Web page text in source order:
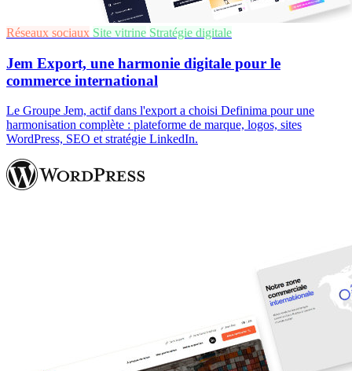
Réseaux sociaux Site vitrine Stratégie digitale
Jem Export, une harmonie digitale pour le
commerce international
Le Groupe Jem, actif dans l'export a choisi Definima pour une
harmonisation complète : plateforme de marque, logos, sites
WordPress, SEO et stratégie LinkedIn.